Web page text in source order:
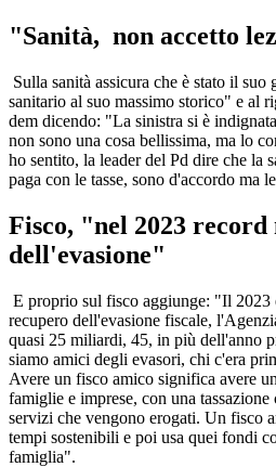
"Sanità, non accetto
Sulla sanità assicura che è stato il
sanitario al suo massimo storico" e al
dem dicendo: "La sinistra si è
non sono una cosa bellissima, ma lo
ho sentito, la leader del Pd dire che la
paga con le tasse, sono d'accordo ma
Fisco, "nel 2023 record
dell'evasione"
E proprio sul fisco aggiunge: "Il 2023
recupero dell'evasione fiscale,
quasi 25 miliardi, 45, in più dell'anno
siamo amici degli evasori, chi c'era
Avere un fisco amico significa avere
famiglie e imprese, con una
servizi che vengono erogati. Un fisco
tempi sostenibili e poi usa quei fondi
famiglia".